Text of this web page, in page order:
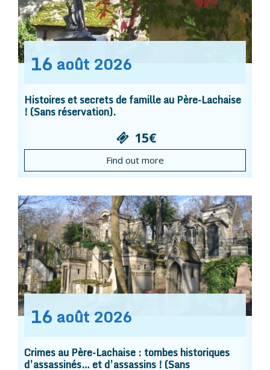
16 août 2026
Histoires et secrets de famille au Père-Lachaise
! (Sans réservation).
15€
Find out more
16 août 2026
Crimes au Père-Lachaise : tombes historiques
d’assassinés… et d’assassins ! (Sans